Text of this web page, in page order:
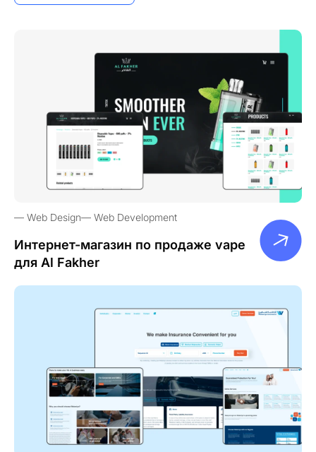
Web Design Web Development
Интернет-магазин по продаже vape
для Al Fakher